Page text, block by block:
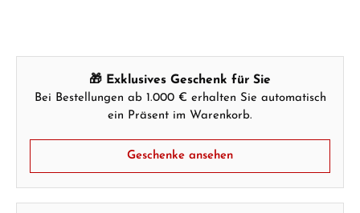
🎁 Exklusives Geschenk für Sie
Bei Bestellungen ab 1.000 € erhalten Sie automatisch
ein Präsent im Warenkorb.
Geschenke ansehen